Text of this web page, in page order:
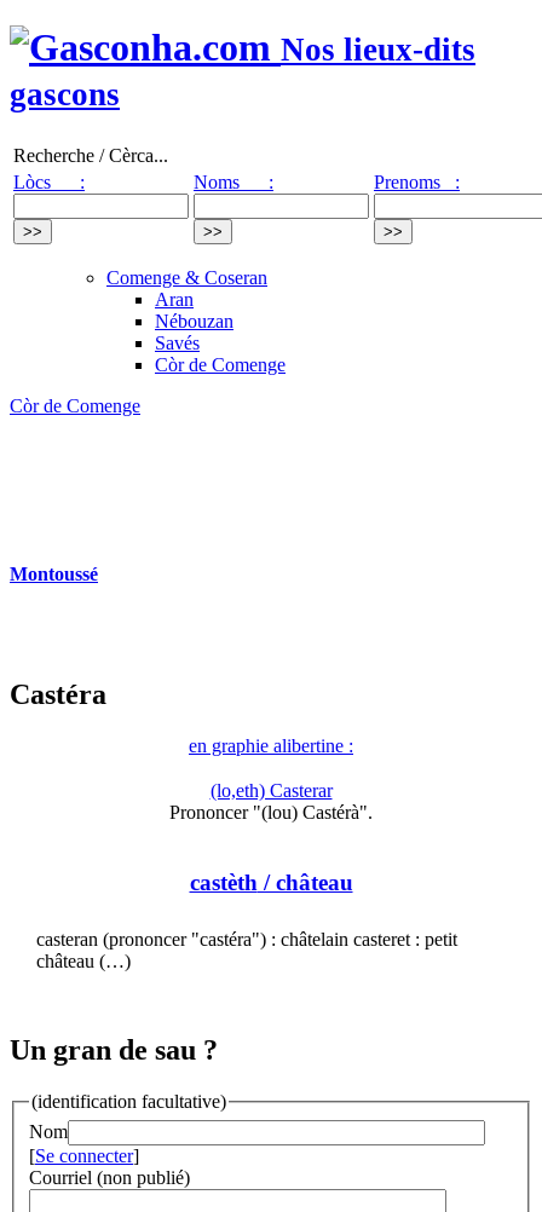
Nos lieux-dits
gascons
Recherche / Cèrca...
Lòcs :
Noms : Prenoms :
Comenge & Coseran
Aran
Nébouzan
Savés
Còr de Comenge
Còr de Comenge
Montoussé
Castéra
en graphie alibertine :
(lo,eth) Casterar
Prononcer "(lou) Castérà".
castèth / château
casteran (prononcer "castéra") : châtelain casteret : petit
château (…)
Un gran de sau ?
(identification facultative)
Nom
[Se connecter]
Courriel (non publié)